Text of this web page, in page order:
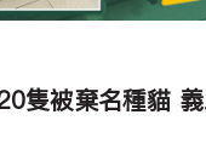
隻被棄名種貓